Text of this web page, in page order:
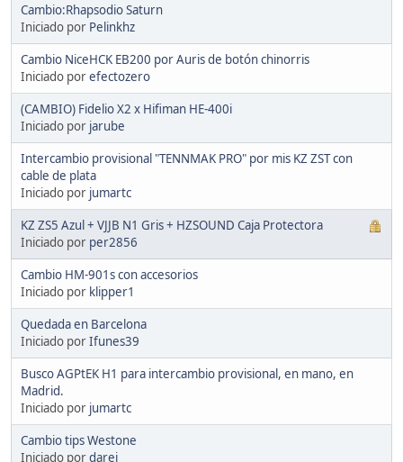
Cambio:Rhapsodio Saturn
Iniciado por Pelinkhz
Cambio NiceHCK EB200 por Auris de botón chinorris
Iniciado porefectozero
(CAMBIO) Fidelio X2 x Hifiman HE-400i
Iniciado por jarube
Intercambio provisional "TENNMAK PRO" por mis KZ ZST con
cable de plata
Iniciado por jumartc
KZ ZS5 Azul + VJJB N1 Gris + HZSOUND Caja Protectora
Iniciado por per2856
Cambio HM-901s con accesorios
Iniciado por klipper1
Quedada en Barcelona
Iniciado porIfunes39
Busco AGPtEK H1 para intercambio provisional, en mano, en
Madrid.
Iniciado por jumartc
Cambio tips Westone
Iniciado pordarej